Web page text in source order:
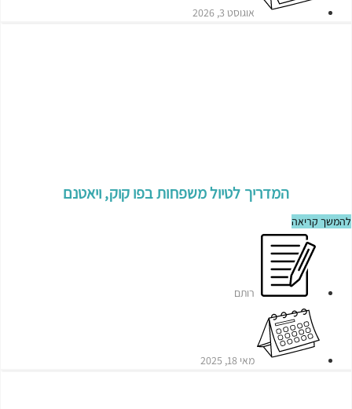
אוגוסט 3, 2026
המדריך לטיול משפחות בפו קוק, ויאטנם
להמשך קריאה
רותם
מאי 18, 2025